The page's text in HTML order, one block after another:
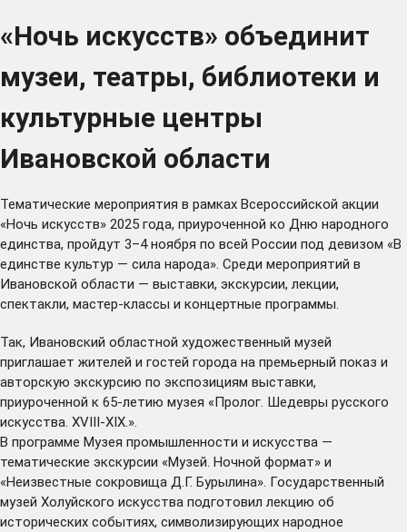
«Ночь искусств» объединит
музеи, театры, библиотеки и
культурные центры
Ивановской области
Тематические мероприятия в рамках Всероссийской акции
«Ночь искусств» 2025 года, приуроченной ко Дню народного
единства, пройдут 3–4 ноября по всей России под девизом «В
единстве культур — сила народа». Среди мероприятий в
Ивановской области — выставки, экскурсии, лекции,
спектакли, мастер-классы и концертные программы.
Так, Ивановский областной художественный музей
приглашает жителей и гостей города на премьерный показ и
авторскую экскурсию по экспозициям выставки,
приуроченной к 65-летию музея «Пролог. Шедевры русского
искусства. XVIII-XIX.».
В программе Музея промышленности и искусства —
тематические экскурсии «Музей. Ночной формат» и
«Неизвестные сокровища Д.Г. Бурылина». Государственный
музей Холуйского искусства подготовил лекцию об
исторических событиях, символизирующих народное